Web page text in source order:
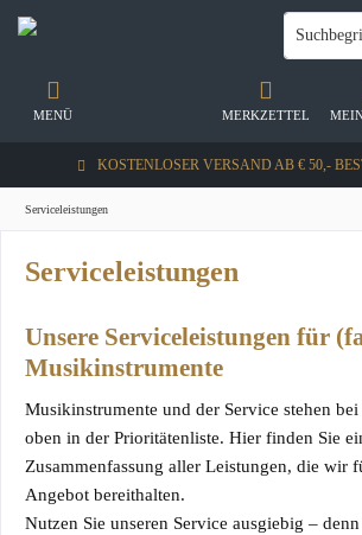
KOSTENLOSER VERSAND AB € 50,-
MERKZETTEL
MENÜ
Serviceleistungen
Serviceleistungen
Unsere Serviceleistungen für
Musikinstrumente
Musikinstrumente und der Service stehen
oben in der Prioritätenliste. Hier finden Sie
Zusammenfassung aller Leistungen, die wir
Angebot bereithalten.
Nutzen Sie unseren Service ausgiebig – denn